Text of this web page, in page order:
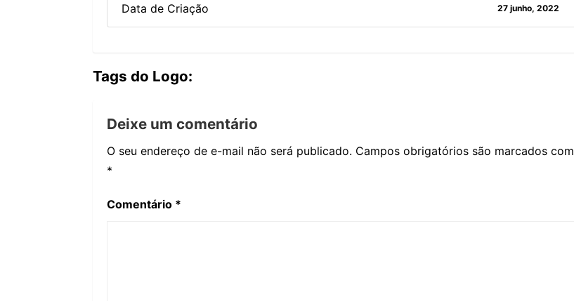
Data de Criação 27 junho, 2022
Tags do Logo:
Deixe um comentário
O seu endereço de e-mail não será publicado. Campos obrigatórios são marcados com
*
Comentário *